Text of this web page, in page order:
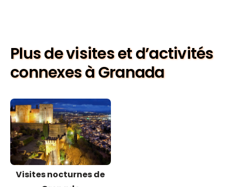
Plus de visites et d’activités
connexes à Granada
Visites nocturnes de